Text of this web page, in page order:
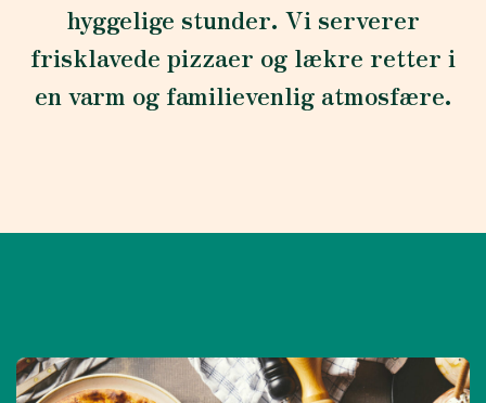
hyggelige stunder. Vi serverer
frisklavede pizzaer og lækre retter i
en varm og familievenlig atmosfære.